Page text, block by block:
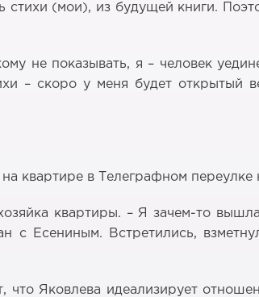
стихи (мои), из будущей книги.
не показывать, я – человек
– скоро у меня будет открытый
квартире в Телеграфном переулке
квартиры. – Я зачем-то
с Есениным. Встретились,
что Яковлева идеализирует